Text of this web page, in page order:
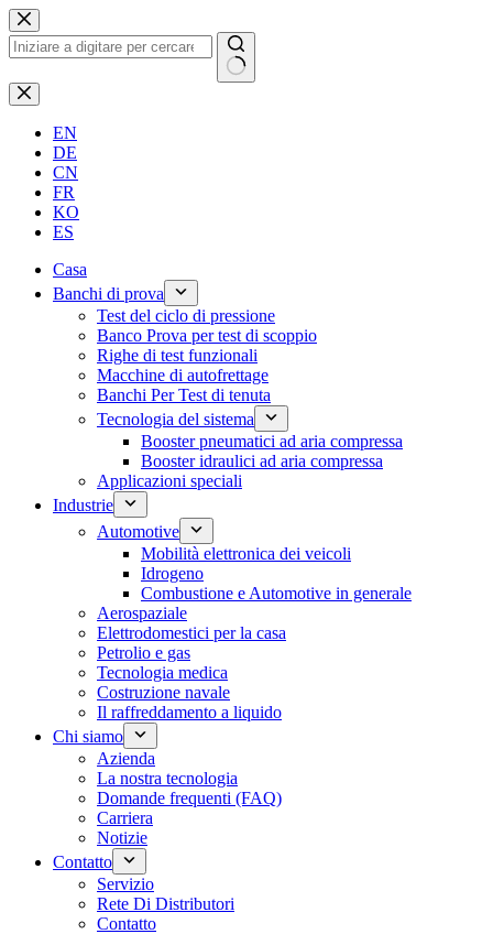
Salta
al
contenuto
Nessun
risultato
EN
DE
CN
FR
KO
ES
Casa
Banchi di prova
Test del ciclo di pressione
Banco Prova per test di scoppio
Righe di test funzionali
Macchine di autofrettage
Banchi Per Test di tenuta
Tecnologia del sistema
Booster pneumatici ad aria compressa
Booster idraulici ad aria compressa
Applicazioni speciali
Industrie
Automotive
Mobilità elettronica dei veicoli
Idrogeno
Combustione e Automotive in generale
Aerospaziale
Elettrodomestici per la casa
Petrolio e gas
Tecnologia medica
Costruzione navale
Il raffreddamento a liquido
Chi siamo
Azienda
La nostra tecnologia
Domande frequenti (FAQ)
Carriera
Notizie
Contatto
Servizio
Rete Di Distributori
Contatto